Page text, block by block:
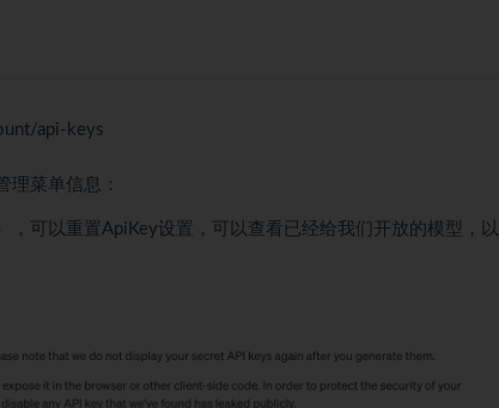
api-keys
理菜单信息：
可以重置ApiKey设置，可以查看已经给我们开放的模型，以